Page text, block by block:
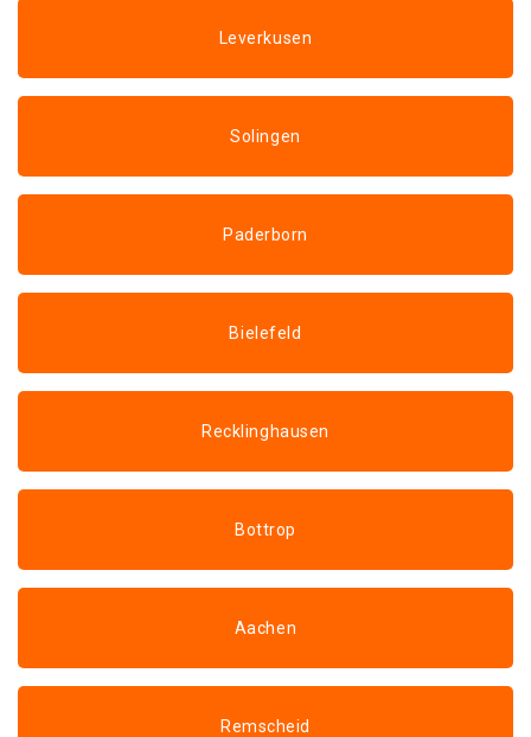
Leverkusen
Solingen
Paderborn
Bielefeld
Recklinghausen
Bottrop
Aachen
Remscheid